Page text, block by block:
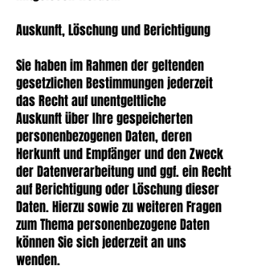
Auskunft, Löschung und Berichtigung
Sie haben im Rahmen der geltenden
gesetzlichen Bestimmungen jederzeit
das Recht auf unentgeltliche
Auskunft über Ihre gespeicherten
personenbezogenen Daten, deren
Herkunft und Empfänger und den Zweck
der Datenverarbeitung und ggf. ein Recht
auf Berichtigung oder Löschung dieser
Daten. Hierzu sowie zu weiteren Fragen
zum Thema personenbezogene Daten
können Sie sich jederzeit an uns
wenden.